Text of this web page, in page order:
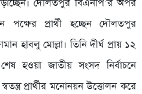
দৌলতপুর বিএনপি’র অপর
প্রার্থী হচ্ছেন দৌলতপুর
হাবলু মোল্লা। তিনি দীর্ঘ প্রায় ১২
হওয়া জাতীয় সংসদ নির্বাচনে
প্রার্থীর মনোনয়ন উত্তোলন করে